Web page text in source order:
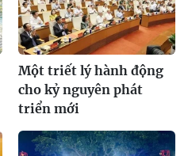
Một triết lý hành động
cho kỷ nguyên phát
triển mới